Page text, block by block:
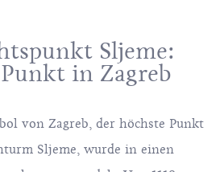
Sljeme:
in Zagreb
von Zagreb, der höchste Punkt
Sljeme, wurde in einen